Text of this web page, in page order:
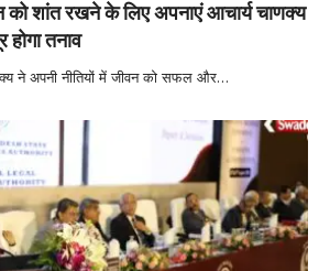
शांत रखने के लिए अपनाएं आचार्य चाणक्य
तनाव
ने अपनी नीतियों में जीवन को सफल और…